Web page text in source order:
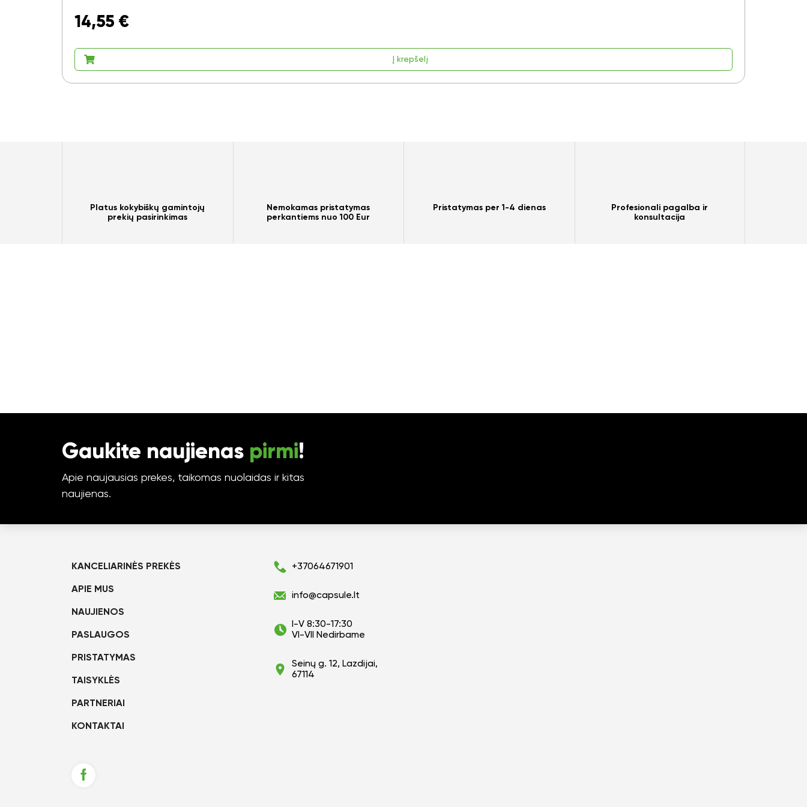
14,55 €
Į krepšelį
Platus kokybiškų gamintojų
prekių pasirinkimas
Nemokamas pristatymas
perkantiems nuo 100 Eur
Pristatymas per 1-4 dienas
Profesionali pagalba ir
konsultacija
Gaukite naujienas pirmi!
Apie naujausias prekes, taikomas nuolaidas ir kitas
naujienas.
KANCELIARINĖS PREKĖS
APIE MUS
NAUJIENOS
PASLAUGOS
PRISTATYMAS
TAISYKLĖS
PARTNERIAI
KONTAKTAI
+37064671901
info@capsule.lt
I-V 8:30-17:30
VI-VII Nedirbame
Seinų g. 12, Lazdijai,
67114